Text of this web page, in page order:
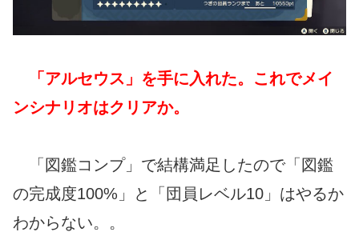
「アルセウス」を手に入れた。これでメイ
ンシナリオはクリアか。
「図鑑コンプ」で結構満足したので「図鑑
の完成度100%」と「団員レベル10」はやるか
わからない。。